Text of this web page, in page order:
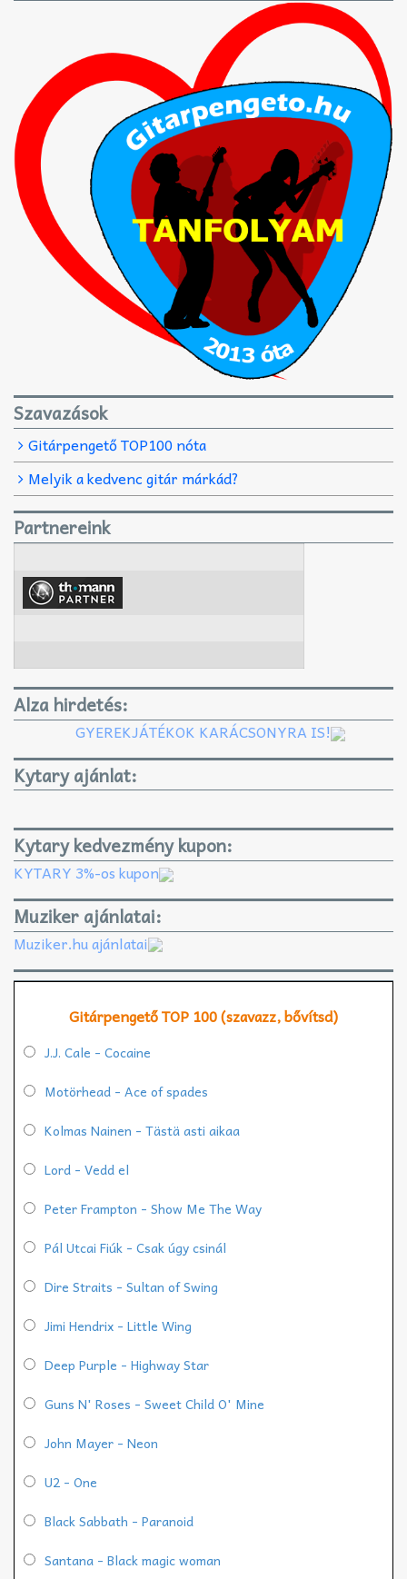
Szavazások
Gitárpengető TOP100 nóta
Melyik a kedvenc gitár márkád?
Partnereink
Alza hirdetés:
GYEREKJÁTÉKOK KARÁCSONYRA IS!
Kytary ajánlat:
Kytary kedvezmény kupon:
KYTARY 3%-os kupon
Muziker ajánlatai:
Muziker.hu ajánlatai
Gitárpengető TOP 100 (szavazz, bővítsd)
J.J. Cale - Cocaine
Motörhead - Ace of spades
Kolmas Nainen - Tästä asti aikaa
Lord - Vedd el
Peter Frampton - Show Me The Way
Pál Utcai Fiúk - Csak úgy csinál
Dire Straits - Sultan of Swing
Jimi Hendrix - Little Wing
Deep Purple - Highway Star
Guns N' Roses - Sweet Child O' Mine
John Mayer - Neon
U2 - One
Black Sabbath - Paranoid
Santana - Black magic woman